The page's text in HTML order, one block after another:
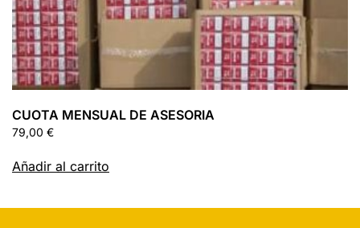
CUOTA MENSUAL DE ASESORIA
79,00 €
Añadir al carrito